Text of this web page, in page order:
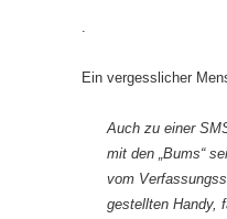
Ein vergesslicher
Auch zu einer
mit den „Bums“
vom
gestellten Handy,